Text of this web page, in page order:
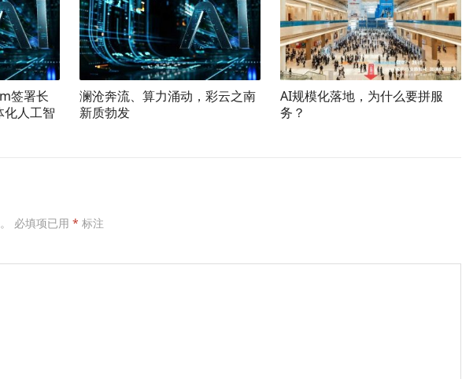
签署长
化人工智
澜沧奔流、算力涌动，彩云之南
新质勃发
AI规模化落地，为什么要拼服
务？
必填项已用 * 标注